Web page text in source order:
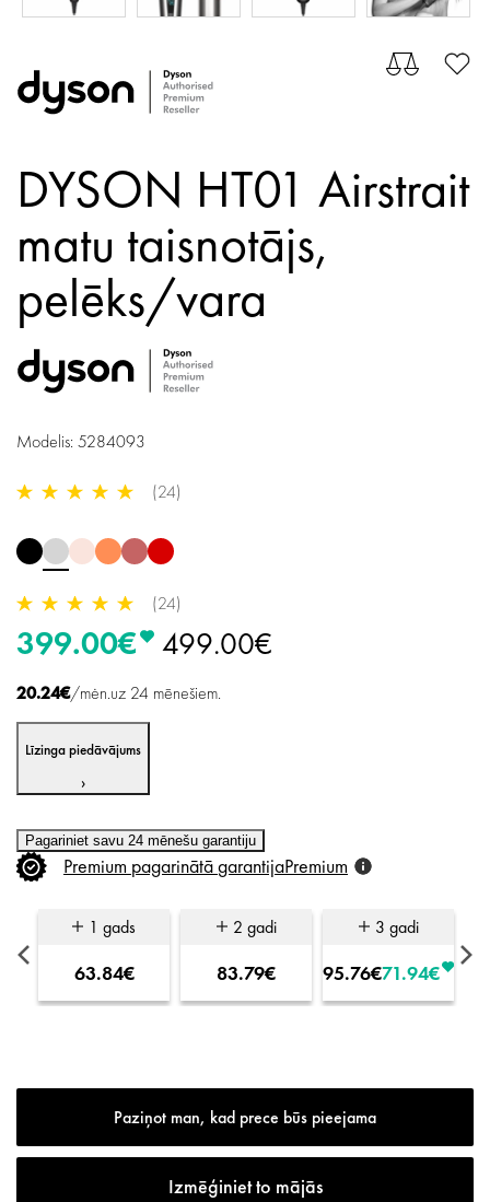
DYSON HT01 Airstrait
matu taisnotājs,
pelēks/vara
Modelis: 5284093
(24)
(24)
399.00€ 499.00€
20.24€/mėn.uz 24 mēnešiem.
Līzinga piedāvājums
›
Pagariniet savu 24 mēnešu garantiju
Premium pagarinātāgarantijaPremium
1 gads
63.84€
2 gadi
83.79€
3 gadi
95.76€71.94€
Paziņot man, kad prece būs pieejama
Izmēģiniet to mājās